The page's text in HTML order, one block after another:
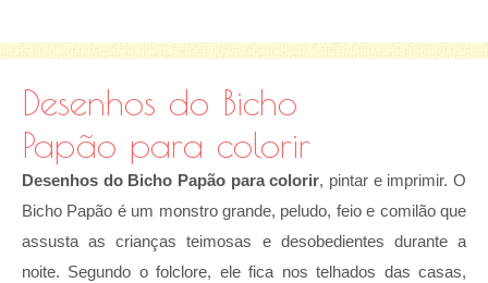
Desenhos do Bicho
Papão para colorir
Desenhos do Bicho Papão para colorir, pintar e imprimir. O
Bicho Papão é um monstro grande, peludo, feio e comilão que
assusta as crianças teimosas e desobedientes durante a
noite. Segundo o folclore, ele fica nos telhados das casas,